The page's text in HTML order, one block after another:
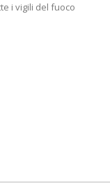
i vigili del fuoco